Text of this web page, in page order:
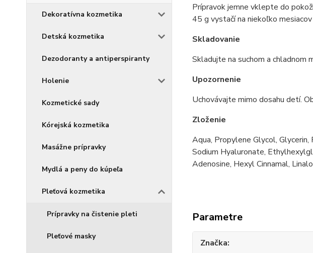
Dekoratívna kozmetika
Detská kozmetika
Dezodoranty a antiperspiranty
Holenie
Kozmetické sady
Kórejská kozmetika
Masážne prípravky
Mydlá a peny do kúpeľa
Pleťová kozmetika
Prípravky na čistenie pleti
Pleťové masky
Prípravok jemne vklepte do
45 g vystačí na niekoľko
Skladovanie
Skladujte na suchom a chladnom
Upozornenie
Uchovávajte mimo dosahu detí.
Zloženie
Aqua, Propylene Glycol,
Sodium Hyaluronate,
Adenosine, Hexyl Cinnamal,
Parametre
Značka